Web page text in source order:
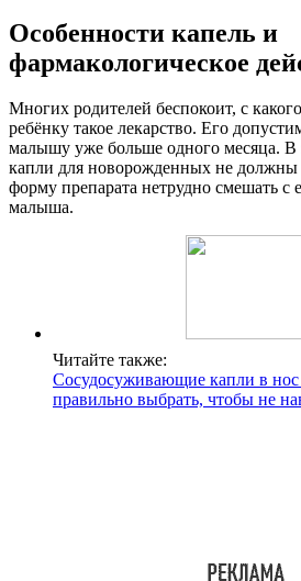
Особенности капель и
фармакологическое
Многих родителей беспокоит, с
ребёнку такое лекарство. Его
малышу уже больше одного месяца. В
капли для новорожденных не должны
форму препарата нетрудно смешать с
малыша.
Читайте также:
Сосудосуживающие капли в
правильно выбрать, чтобы не